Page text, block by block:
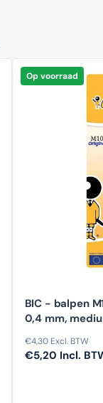
Op voorraad
BIC - balpen M10 Clic schrijfbreedte
0,4 mm,
€4,30Excl. BTW
€5,20 Incl.